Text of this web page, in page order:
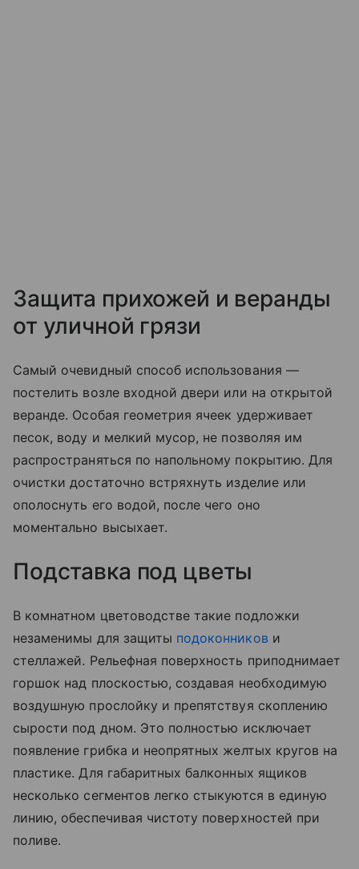
Защита прихожей и веранды
от уличной грязи
Самый очевидный способ использования —
постелить возле входной двери или на открытой
веранде. Особая геометрия ячеек удерживает
песок, воду и мелкий мусор, не позволяя им
распространяться по напольному покрытию. Для
очистки достаточно встряхнуть изделие или
ополоснуть его водой, после чего оно
моментально высыхает.
Подставка под цветы
В комнатном цветоводстве такие подложки
незаменимы для защиты подоконников и
стеллажей. Рельефная поверхность приподнимает
горшок над плоскостью, создавая необходимую
воздушную прослойку и препятствуя скоплению
сырости под дном. Это полностью исключает
появление грибка и неопрятных желтых кругов на
пластике. Для габаритных балконных ящиков
несколько сегментов легко стыкуются в единую
линию, обеспечивая чистоту поверхностей при
поливе.